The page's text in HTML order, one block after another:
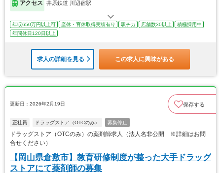
アクセス 井原鉄道 川辺宿駅
年収650万円以上可 産休・育休取得実績有り 駅チカ 店舗数30以上
積極採用中
年間休日120日以上
求人の詳細を見る この求人に興味がある
更新日：2026年2月19日 保存する
正社員 ドラッグストア（OTCのみ） 募集停止
ドラッグストア（OTCのみ）の薬剤師求人（法人名非公開 ※詳細はお問
合せください）
【岡山県倉敷市】教育研修制度が整った大手ドラッグ
ストアにて薬剤師の募集